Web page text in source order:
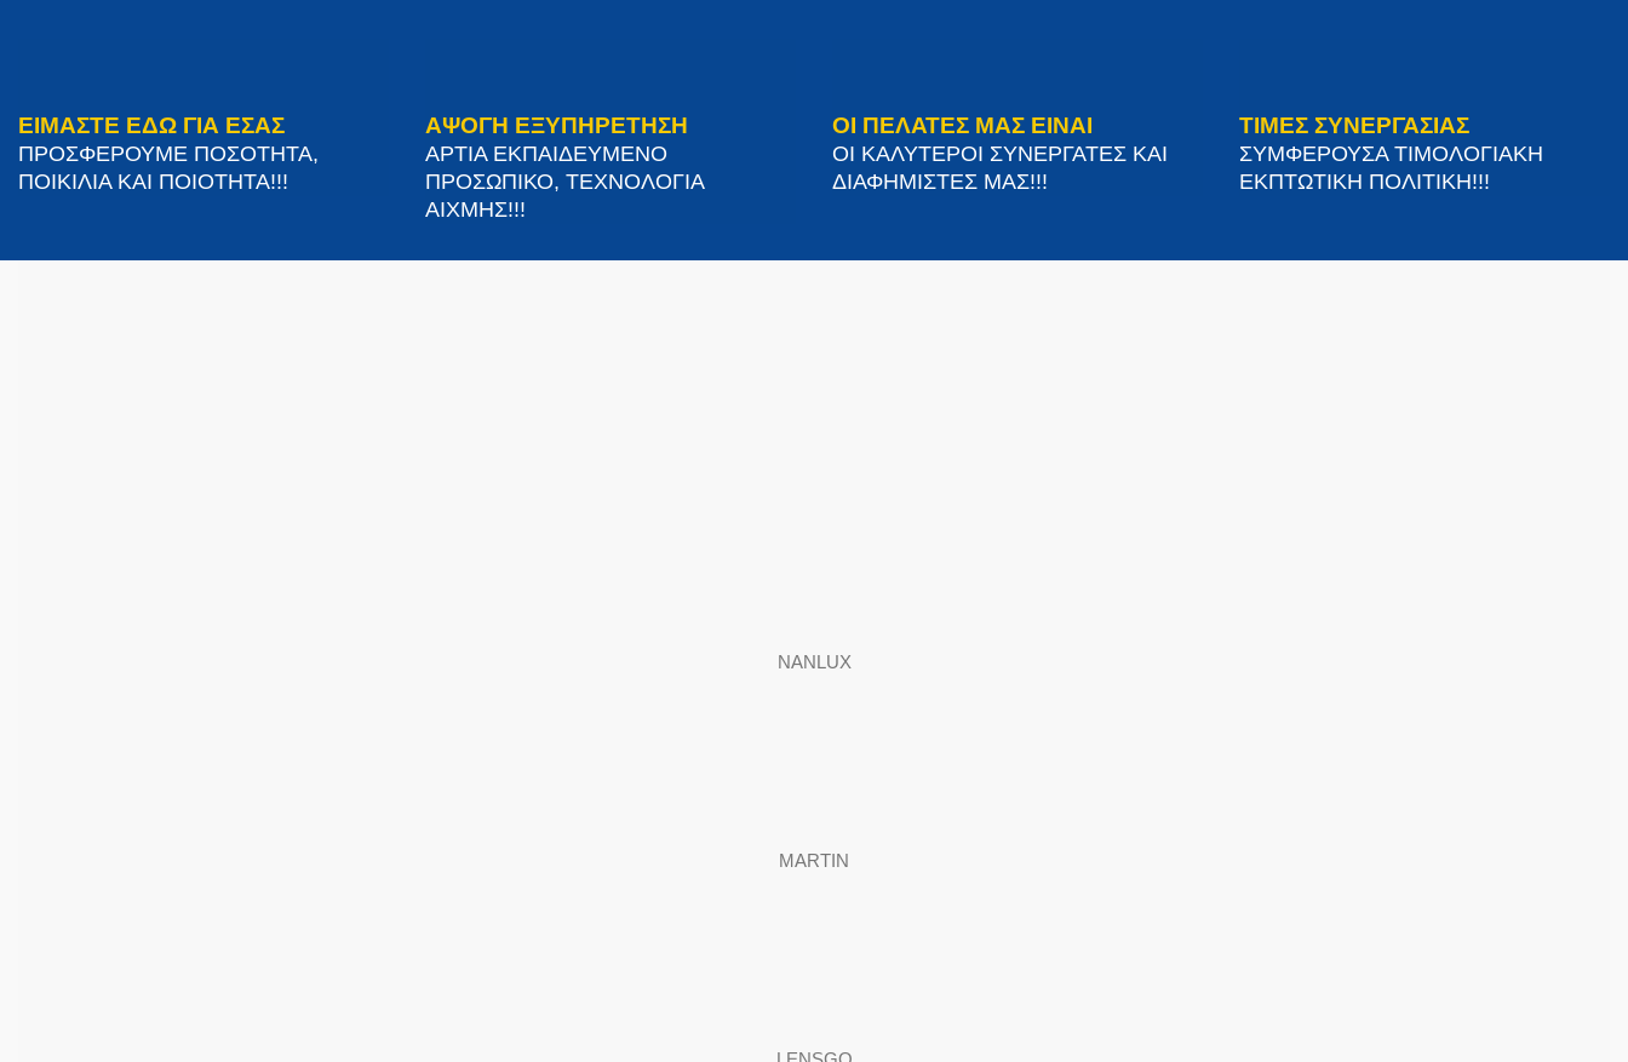
ΕΙΜΑΣΤΕ ΕΔΩ ΓΙΑ ΕΣΑΣ
ΠΡΟΣΦΕΡΟΥΜΕ ΠΟΣΟΤΗΤΑ,
ΠΟΙΚΙΛΙΑ ΚΑΙ ΠΟΙΟΤΗΤΑ!!!
ΑΨΟΓΗ ΕΞΥΠΗΡΕΤΗΣΗ
ΑΡΤΙΑ ΕΚΠΑΙΔΕΥΜΕΝΟ
ΠΡΟΣΩΠΙΚΟ, ΤΕΧΝΟΛΟΓΙΑ
ΑΙΧΜΗΣ!!!
ΟΙ ΠΕΛΑΤΕΣ ΜΑΣ ΕΙΝΑΙ
ΟΙ ΚΑΛΥΤΕΡΟΙ ΣΥΝΕΡΓΑΤΕΣ ΚΑΙ
ΔΙΑΦΗΜΙΣΤΕΣ ΜΑΣ!!!
ΤΙΜΕΣ ΣΥΝΕΡΓΑΣΙΑΣ
ΣΥΜΦΕΡΟΥΣΑ ΤΙΜΟΛΟΓΙΑΚΗ
ΕΚΠΤΩΤΙΚΗ ΠΟΛΙΤΙΚΗ!!!
NANLUX
MARTIN